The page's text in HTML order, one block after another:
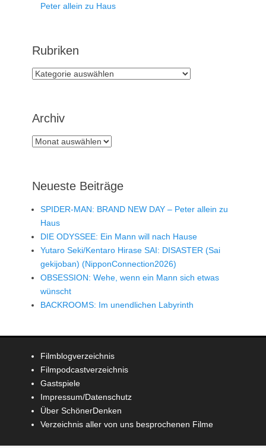
Peter allein zu Haus
Rubriken
Rubriken
Archiv
Archiv
Neueste Beiträge
SPIDER-MAN: BRAND NEW DAY – Peter allein zu
Haus
DIE ODYSSEE: Ein Mann will nach Hause
Yutaro Seki/Kentaro Hirase SAI: DISASTER (Sai
gekijoban) (NipponConnection2026)
OBSESSION: Wehe, wenn ein Mann sich etwas
wünscht
BACKROOMS: Im unendlichen Labyrinth
Filmblogverzeichnis
Filmpodcastverzeichnis
Gastspiele
Impressum/Datenschutz
Über SchönerDenken
Verzeichnis aller von uns besprochenen Filme